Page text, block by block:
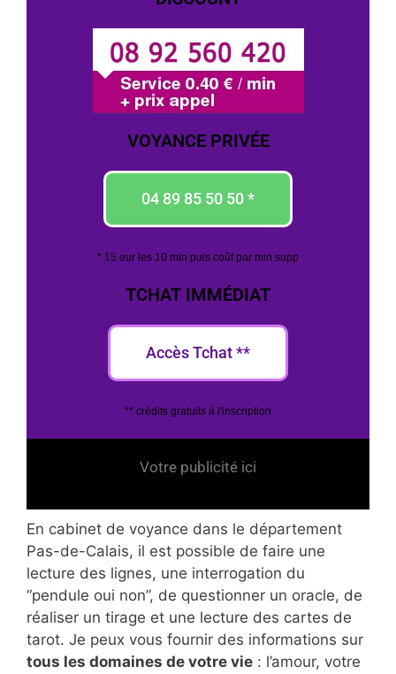
VOYANCE PRIVÉE
04 89 85 50 50 *
* 15 eur les 10 min puis coût par min supp
TCHAT IMMÉDIAT
Accès Tchat **
** crédits gratuits à l'inscription
Votre publicité ici
En cabinet de voyance dans le département
Pas-de-Calais, il est possible de faire une
lecture des lignes, une interrogation du
“pendule oui non”, de questionner un oracle, de
réaliser un tirage et une lecture des cartes de
tarot. Je peux vous fournir des informations sur
tous les domaines de votre vie : l’amour, votre